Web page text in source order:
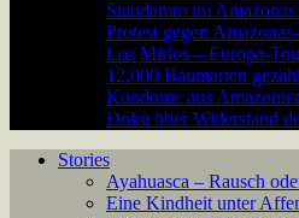
Staudamm im
Protest gegen
Los Mirlos – Europa-
12.000 Baumarten
Kondome aus
Doku über Widerstand
Stories
Ayahuasca – Rausch
Eine Kindheit unter